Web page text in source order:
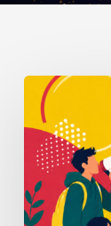
Elecciones
Universidad
de
Guyana